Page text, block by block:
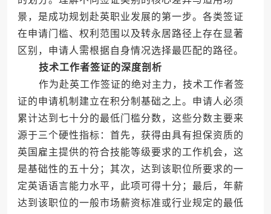
景，是成功规划赴英职业发展的第一步。各类签证
在申请门槛、权利范围以及转永居路径上存在显著
区别，申请人需根据自身情况选择最匹配的路径。
技术工作者签证的深度剖析
作为赴英工作签证的绝对主力，技术工作者签
证的申请机制建立在积分制基础之上。申请人必须
累计达到七十分的最低门槛分数，这些分数主要来
源于三个硬性指标：首先，获得由具有担保资质的
英国雇主提供的符合技能等级要求的工作机会，这
是基础性的五十分；其次，达到该职位所要求的一
定英语语言能力水平，此项可得十分；最后，年薪
达到该职位的一般市场薪资标准或行业规定的最低